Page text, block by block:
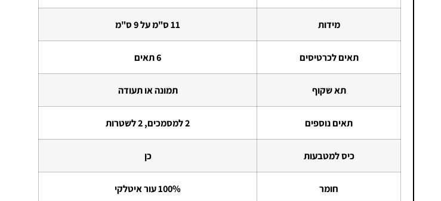
מידות 11 ס"מ על 9 ס"מ
תאים לכרטיסים 6 תאים
תא שקוף תמונה או תעודה
תאים נוספים 2 למסמכים, 2 לשטרות
כיס למטבעות כן
חומר 100% עור איטלקי